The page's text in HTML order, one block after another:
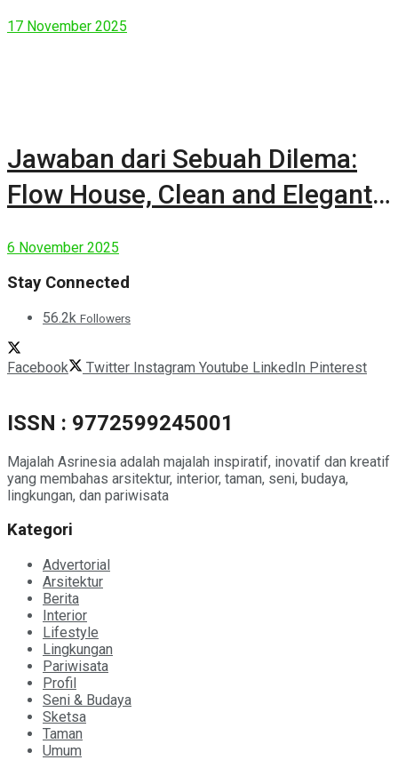
17 November 2025
Jawaban dari Sebuah Dilema:
Flow House, Clean and Elegant
6 November 2025
Stay Connected
56.2k Followers
Facebook Twitter Instagram Youtube LinkedIn Pinterest
ISSN : 9772599245001
Majalah Asrinesia adalah majalah inspiratif, inovatif dan kreatif
yang membahas arsitektur, interior, taman, seni, budaya,
lingkungan, dan pariwisata
Kategori
Advertorial
Arsitektur
Berita
Interior
Lifestyle
Lingkungan
Pariwisata
Profil
Seni & Budaya
Sketsa
Taman
Umum